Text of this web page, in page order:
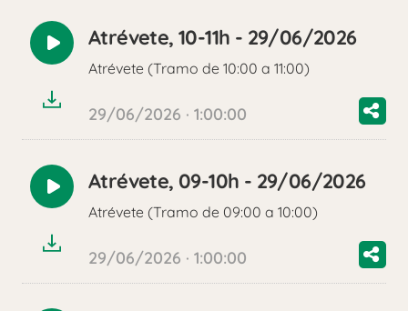
Reproducir
audio
Atrévete, 10-11h - 29/06/2026
Atrévete (Tramo de 10:00 a 11:00)
29/06/2026 · 1:00:00
Reproducir
audio
Atrévete, 09-10h - 29/06/2026
Atrévete (Tramo de 09:00 a 10:00)
29/06/2026 · 1:00:00